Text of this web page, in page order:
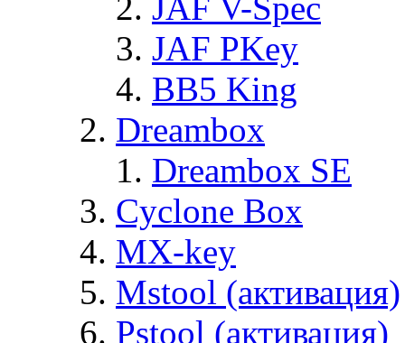
JAF V-Spec
JAF PKey
BB5 King
Dreambox
Dreambox SE
Cyclone Box
MX-key
Mstool (активация)
Pstool (активация)